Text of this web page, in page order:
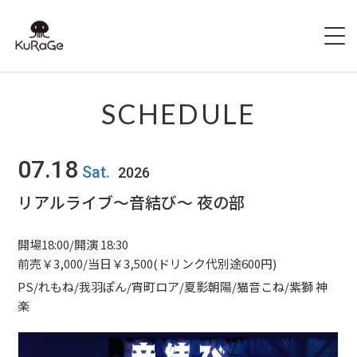
SCHEDULE
HALL INFO
CONTACT
SCHEDULE
07.18 Sat. 2026
リアルライブ～音結び～ 夜の部
開場18:00/開演 18:30
前売￥3,000/当日￥3,500(ドリンク代別途600円)
PS/れもね/我羽ぽん/宵町ロア/夏影朝陽/猫音こね/紫獅 神
楽